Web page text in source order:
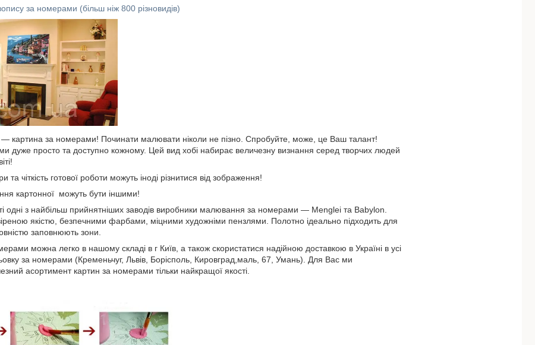
за номерами (більш ніж 800 різновидів)
— картина за номерами! Починати малювати ніколи не пізно. Спробуйте, може, це Ваш талант!
дуже просто та доступно кожному. Цей вид хобі набирає величезну визнання серед творчих людей
та чіткість готової роботи можуть іноді різнитися від зображення!
картонної можуть бути іншими!
одні з найбільш прийнятніших заводів виробники малювання за номерами — Menglei та Babylon.
якістю, безпечними фарбами, міцними художніми пензлями. Полотно ідеально підходить для
заповнюють зони.
можна легко в нашому складі в г Київ, а також скористатися надійною доставкою в Україні в усі
за номерами (Кременьчуг, Львів, Борісполь, Кировград,маль, 67, Умань). Для Вас ми
асортимент картин за номерами тільки найкращої якості.